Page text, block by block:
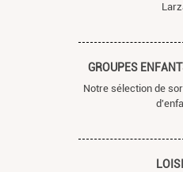
GROUPES
Notre sélection de